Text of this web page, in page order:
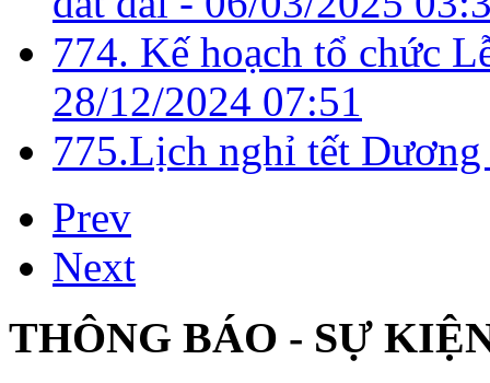
774. Kế hoạch tổ chức
28/12/2024 07:51
775.Lịch nghỉ tết
Prev
Next
THÔNG BÁO - SỰ